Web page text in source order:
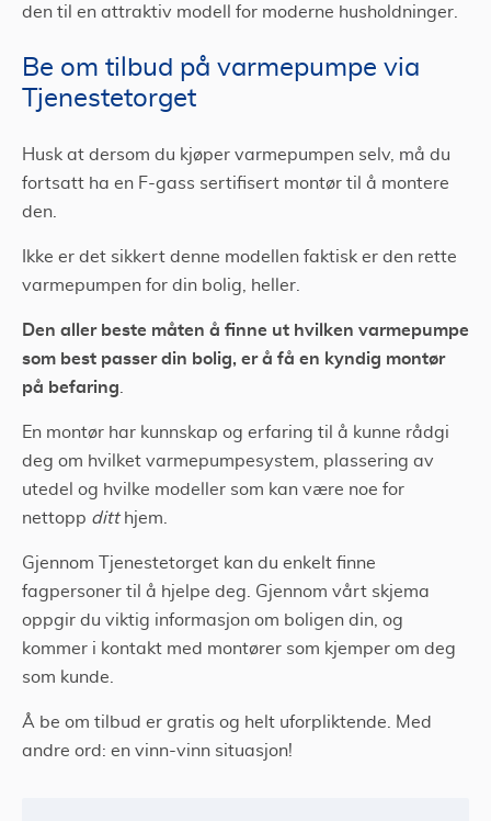
den til en attraktiv modell for moderne husholdninger.
Be om tilbud på varmepumpe via
Tjenestetorget
Husk at dersom du kjøper varmepumpen selv, må du
fortsatt ha en F-gass sertifisert montør til å montere
den.
Ikke er det sikkert denne modellen faktisk er den rette
varmepumpen for din bolig, heller.
Den aller beste måten å finne ut hvilken varmepumpe
som best passer din bolig, er å få en kyndig montør
på befaring
En montør har kunnskap og erfaring til å kunne rådgi
deg om hvilket varmepumpesystem, plassering av
utedel og hvilke modeller som kan være noe for
nettopp ditthjem.
Gjennom Tjenestetorget kan du enkelt finne
fagpersoner til å hjelpe deg. Gjennom vårt skjema
oppgir du viktig informasjon om boligen din, og
kommer i kontakt med montører som kjemper om deg
som kunde.
Å be om tilbud er gratis og helt uforpliktende. Med
andre ord: en vinn-vinn situasjon!